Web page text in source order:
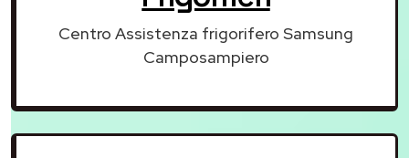
Centro Assistenza frigorifero Samsung
Camposampiero